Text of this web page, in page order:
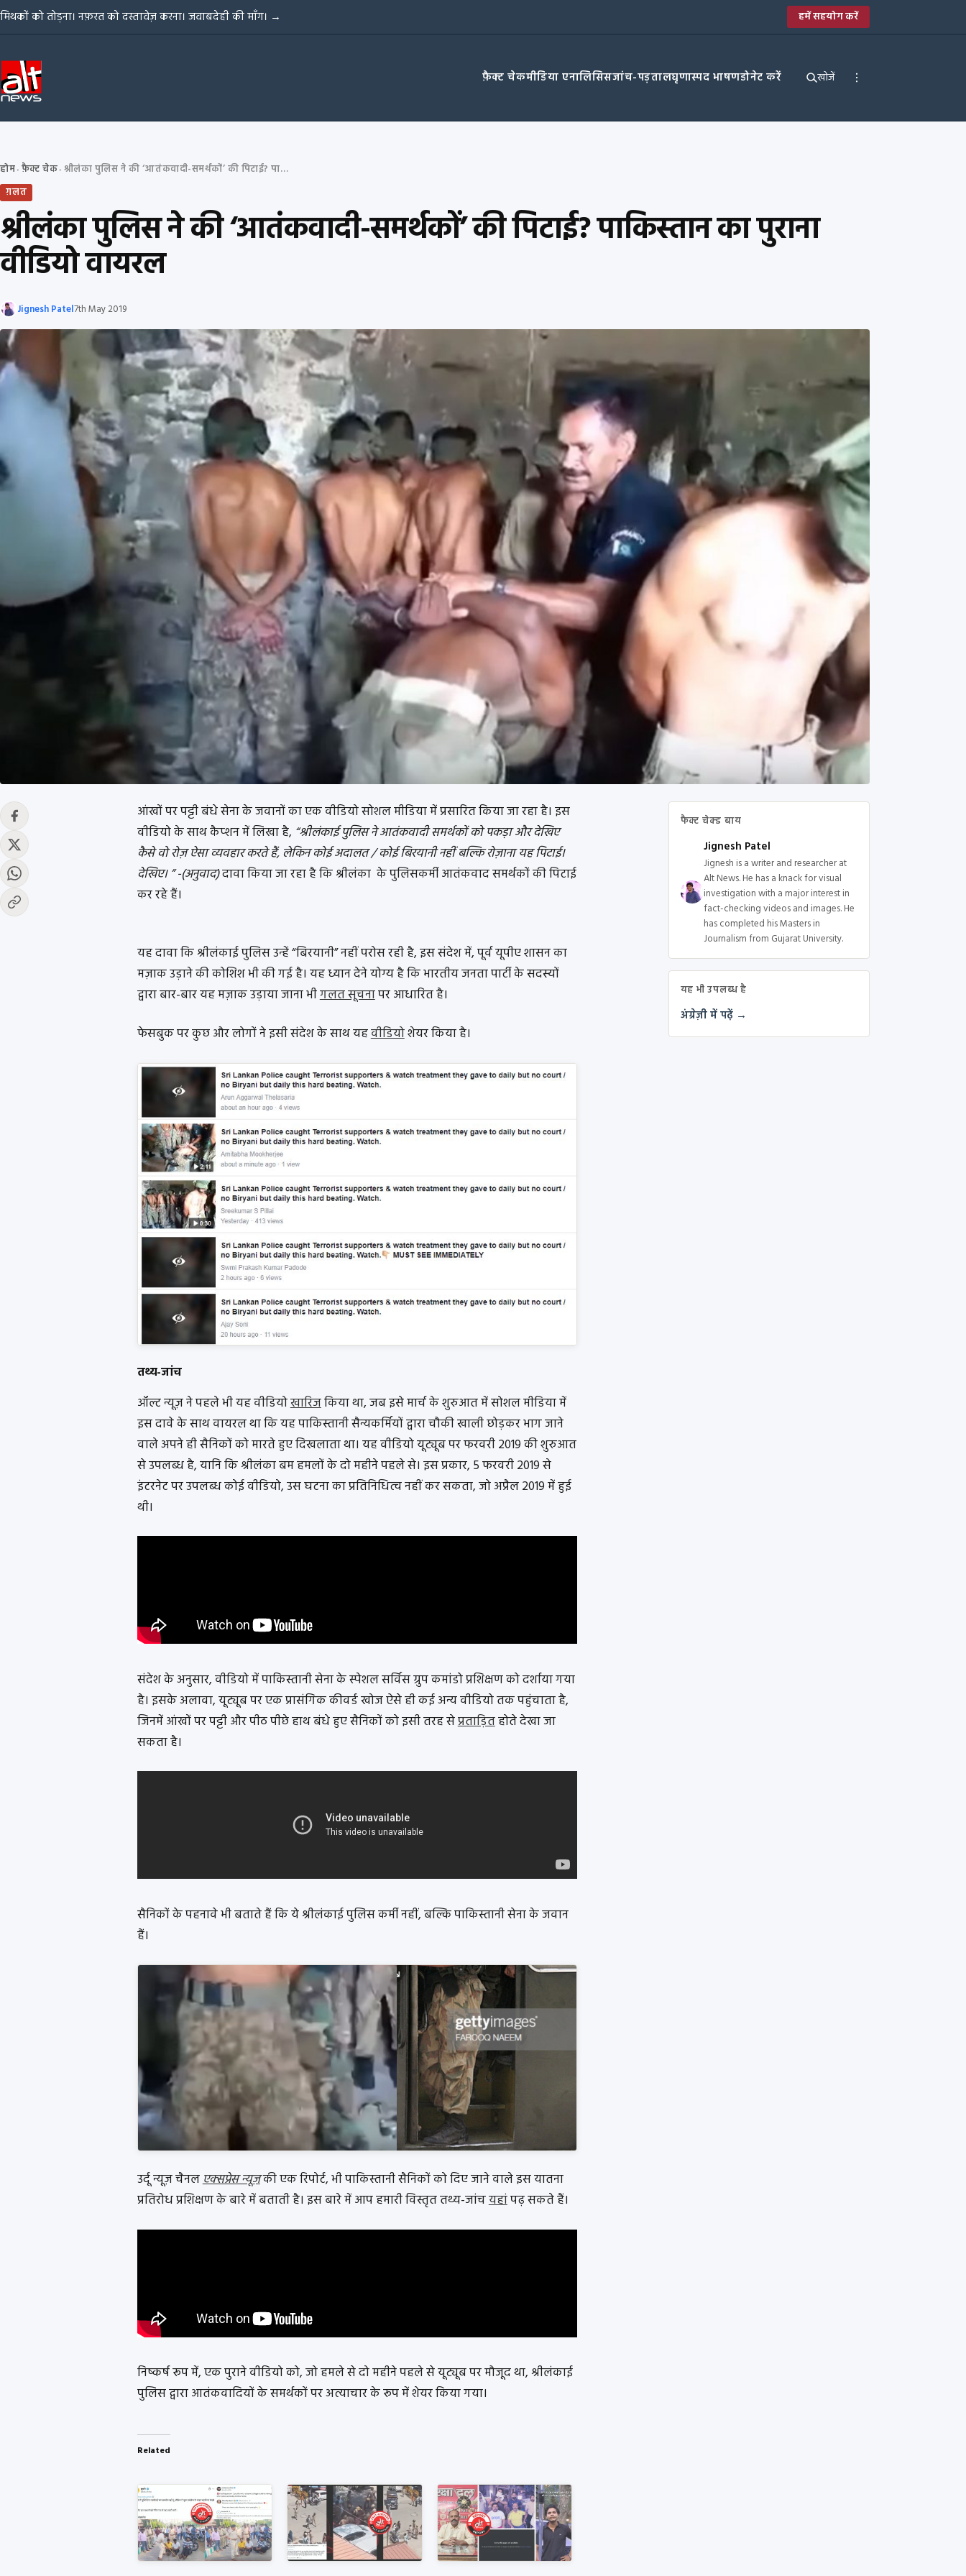
Skip to content
मिथकों को तोड़ना। नफ़रत को दस्तावेज़ करना। जवाबदेही की माँग। → हमें सहयोग करें
फ़ैक्ट चेकमीडिया एनालिसिसजांच-पड़तालघृणास्पद भाषणडोनेट करें खोजें
होम› फ़ैक्ट चेक›
श्रीलंका पुलिस ने की ‘आतंकवादी-समर्थकों’ की पिटाई? पाकिस्तान का पुराना वीडियो वायरल
ग़लत
श्रीलंका पुलिस ने की ‘आतंकवादी-समर्थकों’ की पिटाई? पाकिस्तान का पुराना
वीडियो वायरल
Jignesh Patel7th May 2019
आंखों पर पट्टी बंधे सेना के जवानों का एक वीडियो सोशल मीडिया में प्रसारित किया जा रहा है। इस
वीडियो के साथ कैप्शन में लिखा है, “श्रीलंकाई पुलिस ने आतंकवादी समर्थकों को पकड़ा और देखिए
कैसे वो रोज़ ऐसा व्यवहार करते हैं, लेकिन कोई अदालत / कोई बिरयानी नहीं बल्कि रोज़ाना यह पिटाई।
देखिए। ” -(अनुवाद)दावा किया जा रहा है कि श्रीलंका के पुलिसकर्मी आतंकवाद समर्थकों की पिटाई
कर रहे हैं।
यह दावा कि श्रीलंकाई पुलिस उन्हें “बिरयानी” नहीं परोस रही है, इस संदेश में, पूर्व यूपीए शासन का
मज़ाक उड़ाने की कोशिश भी की गई है। यह ध्यान देने योग्य है कि भारतीय जनता पार्टी के सदस्यों
द्वारा बार-बार यह मज़ाक उड़ाया जाना भीगलत सूचनापर आधारित है।
फेसबुक पर कुछ और लोगों ने इसी संदेश के साथ यहवीडियोशेयर किया है।
तथ्य-जांच
ऑल्ट न्यूज़ ने पहले भी यह वीडियोखारिजकिया था, जब इसे मार्च के शुरुआत में सोशल मीडिया में
इस दावे के साथ वायरल था कि यह पाकिस्तानी सैन्यकर्मियों द्वारा चौकी खाली छोड़कर भाग जाने
वाले अपने ही सैनिकों को मारते हुए दिखलाता था। यह वीडियो यूट्यूब पर फरवरी 2019 की शुरुआत
से उपलब्ध है, यानि कि श्रीलंका बम हमलों के दो महीने पहले से। इस प्रकार, 5 फरवरी 2019 से
इंटरनेट पर उपलब्ध कोई वीडियो, उस घटना का प्रतिनिधित्व नहीं कर सकता, जो अप्रैल 2019 में हुई
थी।
संदेश के अनुसार, वीडियो में पाकिस्तानी सेना के स्पेशल सर्विस ग्रुप कमांडो प्रशिक्षण को दर्शाया गया
है। इसके अलावा, यूट्यूब पर एक प्रासंगिक कीवर्ड खोज ऐसे ही कई अन्य वीडियो तक पहुंचाता है,
जिनमें आंखों पर पट्टी और पीठ पीछे हाथ बंधे हुए सैनिकों को इसी तरह सेप्रताड़ितहोते देखा जा
सकता है।
सैनिकों के पहनावे भी बताते हैं कि ये श्रीलंकाई पुलिस कर्मी नहीं, बल्कि पाकिस्तानी सेना के जवान
हैं।
उर्दू न्यूज़ चैनलएक्सप्रेस न्यूज़की एक रिपोर्ट, भी पाकिस्तानी सैनिकों को दिए जाने वाले इस यातना
प्रतिरोध प्रशिक्षण के बारे में बताती है। इस बारे में आप हमारी विस्तृत तथ्य-जांचयहांपढ़ सकते हैं।
निष्कर्ष रूप में, एक पुराने वीडियो को, जो हमले से दो महीने पहले से यूट्यूब पर मौजूद था, श्रीलंकाई
पुलिस द्वारा आतंकवादियों के समर्थकों पर अत्याचार के रूप में शेयर किया गया।
Related
फैक्ट चेक्ड बाय
Jignesh Patel
Jignesh is a writer and researcher at
Alt News. He has a knack for visual
investigation with a major interest in
fact-checking videos and images. He
has completed his Masters in
Journalism from Gujarat University.
यह भी उपलब्ध है
अंग्रेज़ी में पढ़ें →